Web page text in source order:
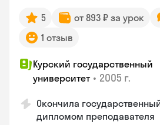
5 от 893 ₽ за урок
1 отзыв
Курский государственный
университет • 2005 г.
Окончила
дипломом преподавателя